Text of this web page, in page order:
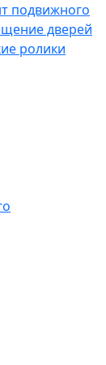
подвижного
дверей
ролики